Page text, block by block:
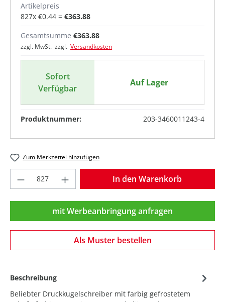
Artikelpreis
827x €0.44 = €363.88
Gesamtsumme €363.88
zzgl. MwSt. zzgl. Versandkosten
Sofort
Verfügbar
Auf Lager
Produktnummer: 203-3460011243-4
Zum Merkzettel hinzufügen
Produkt Anzahl: Gib den gewünschten
In den Warenkorb
mit Werbeanbringung anfragen
Als Muster bestellen
Beschreibung
Beliebter Druckkugelschreiber mit farbig gefrostetem